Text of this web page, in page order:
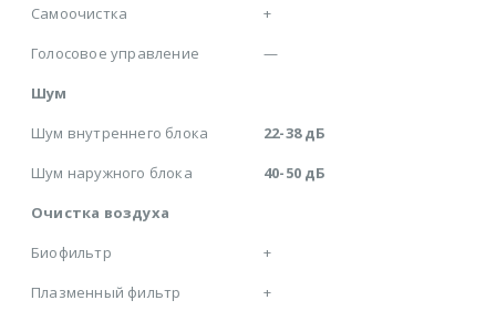
Самоочистка
+
Голосовое управление
—
Шум
Шум внутреннего блока
22-38 дБ
Шум наружного блока
40-50 дБ
Очистка воздуха
Биофильтр
+
Плазменный фильтр
+